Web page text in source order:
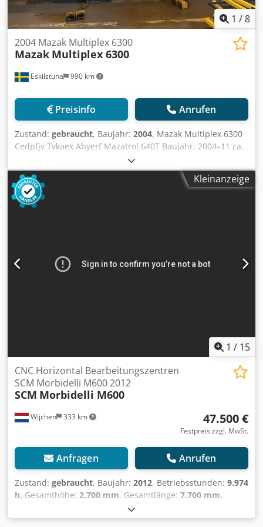
1 /8
Eskilstuna 990 km
2004 Mazak Multiplex 6300
Mazak Multiplex 6300
Preisinfo Anrufen
Zustand: gebraucht, Baujahr: 2004, Mazak Multiplex 6300
Cedpfjv Tvkaex Abyerf Mazatrol 640T Baujahr: 2004–11 ca.
20 Werkzeuge Mazak Flex-GL200F Weitere Informationen
folgen in Kürze.
Kleinanzeige
1 / 15
Wijchen 333 km
CNC Horizontal Bearbeitungszentren
SCM Morbidelli M600 2012
SCM Morbidelli M600
47.500 €
Festpreis zzgl. MwSt.
Anfragen Anrufen
Zustand: gebraucht, Baujahr: 2012, Betriebsstunden: 9.974
h, Gesamthöhe: 2.700 mm, Gesamtlänge: 7.700 mm,
, Leergewicht: 7.390 kg CNC-
Bearbeitungszentrum SCM Morbidelli M-600 5-Achsen-